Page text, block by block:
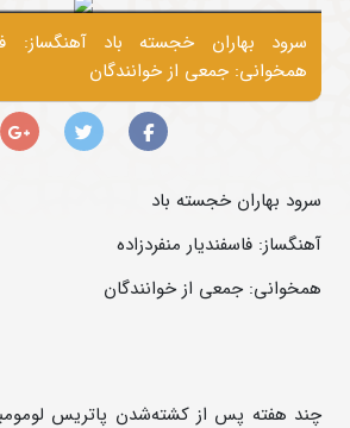
سرود بهاران خجسته باد آهنگساز:
همخوانی: جمعی از خوانندگان
سرود بهاران خجسته باد
آهنگساز: فاسفندیار منفردزاده
همخوانی: جمعی از خوانندگان
چند هفته پس از کشته‌شدن پاتریس